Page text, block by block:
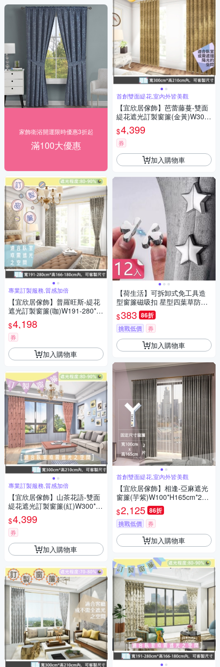
家飾衛浴開運限時優惠3折起
滿100大優惠
專業訂製服務,質感加倍
【宜欣居傢飾】普羅旺斯-緹花
遮光訂製窗簾(咖)W191-280*H
166-180cm以內
$4,198
券
加入購物車
專業訂製服務,質感加倍
【宜欣居傢飾】山茶花語-雙面
緹花遮光訂製窗簾(紅)W300*H
210cm以內/台灣製MIT
$4,399
券
加入購物車
首創雙面緹花,室內外皆美觀
【宜欣居傢飾】芭蕾藤蔓-雙面
緹花遮光訂製窗簾(金黃)W300*
H210cm以內*2片/台灣製MIT
$4,399
券
加入購物車
【荷生活】可拆卸式免工具造
型窗簾磁吸扣 星型四葉草防漏
光磁吸式固定器-12入組
$383 86折
挑戰低價 券
加入購物車
首創雙面緹花,室內外皆美觀
【宜欣居傢飾】相逢-亞麻遮光
窗簾(芋紫)W100*H165cm*2片/
遮光/摺景/半腰/窗簾/台灣製MI
T
$2,125 86折
挑戰低價 券
加入購物車